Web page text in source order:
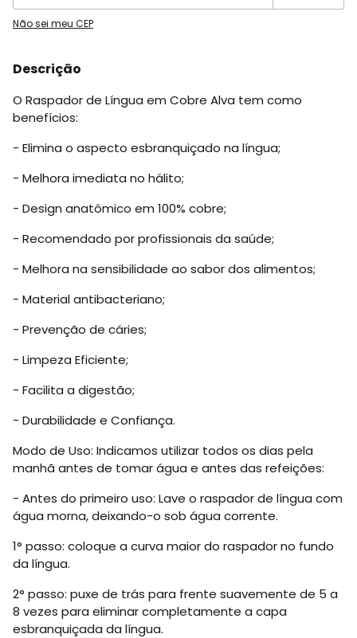
Não sei meu CEP
Descrição
O Raspador de Língua em Cobre Alva tem como
benefícios:
- Elimina o aspecto esbranquiçado na língua;
- Melhora imediata no hálito;
- Design anatômico em 100% cobre;
- Recomendado por profissionais da saúde;
- Melhora na sensibilidade ao sabor dos alimentos;
- Material antibacteriano;
- Prevenção de cáries;
- Limpeza Eficiente;
- Facilita a digestão;
- Durabilidade e Confiança.
Modo de Uso: Indicamos utilizar todos os dias pela
manhã antes de tomar água e antes das refeições:
- Antes do primeiro uso: Lave o raspador de língua com
água morna, deixando-o sob água corrente.
1° passo: coloque a curva maior do raspador no fundo
da língua.
2° passo: puxe de trás para frente suavemente de 5 a
8 vezes para eliminar completamente a capa
esbranquiçada da língua.